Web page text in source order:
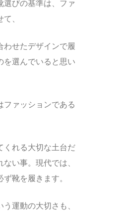
選びの基準は、ファ
、
わせたデザインで履
を選んでいると思い
ファッションである
くれる大切な土台だ
い事。現代では、
靴を履きます。
運動の大切さも、